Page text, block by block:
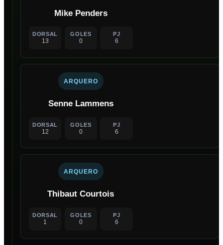
Mike Penders
DORSAL
13
GOLES
0
PJ
6
ARQUERO
Senne Lammens
DORSAL
12
GOLES
0
PJ
6
ARQUERO
Thibaut Courtois
DORSAL
1
GOLES
0
PJ
6